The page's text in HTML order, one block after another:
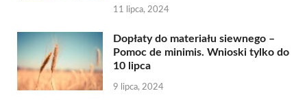
11 lipca, 2024
Dopłaty do materiału siewnego –
Pomoc de minimis. Wnioski tylko do
10 lipca
9 lipca, 2024